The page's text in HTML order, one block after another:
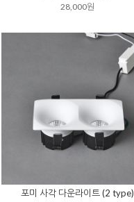
28,000원
포미 사각 다운라이트 (2 type)